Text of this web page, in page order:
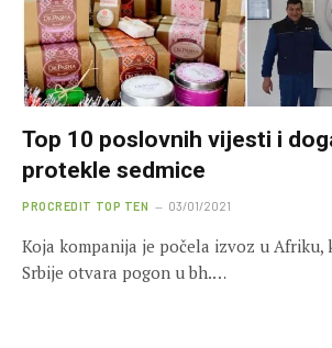
Top 10 poslovnih vijesti i
protekle sedmice
PROCREDIT TOP TEN 03/01/2021
Koja kompanija je počela izvoz u Afriku,
Srbije otvara pogon u bh.…